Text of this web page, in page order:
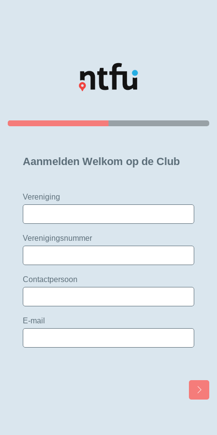
Aanmelden Welkom op de Club
Vereniging
Verenigingsnummer
Contactpersoon
E-mail